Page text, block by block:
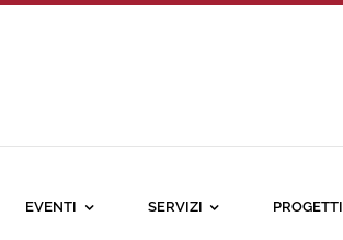
EVENTI SERVIZI PROGETTI